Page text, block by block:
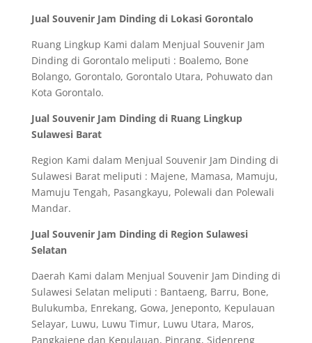
Jual Souvenir Jam Dinding di Lokasi Gorontalo
Ruang Lingkup Kami dalam Menjual Souvenir Jam
Dinding di Gorontalo meliputi : Boalemo, Bone
Bolango, Gorontalo, Gorontalo Utara, Pohuwato dan
Kota Gorontalo.
Jual Souvenir Jam Dinding di Ruang Lingkup
Sulawesi Barat
Region Kami dalam Menjual Souvenir Jam Dinding di
Sulawesi Barat meliputi : Majene, Mamasa, Mamuju,
Mamuju Tengah, Pasangkayu, Polewali dan Polewali
Mandar.
Jual Souvenir Jam Dinding di Region Sulawesi
Selatan
Daerah Kami dalam Menjual Souvenir Jam Dinding di
Sulawesi Selatan meliputi : Bantaeng, Barru, Bone,
Bulukumba, Enrekang, Gowa, Jeneponto, Kepulauan
Selayar, Luwu, Luwu Timur, Luwu Utara, Maros,
Pangkajene dan Kepulauan, Pinrang, Sidenreng